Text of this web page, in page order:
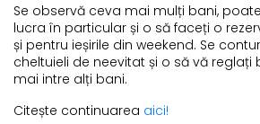
Se observă ceva mai mulți bani,
lucra în particular și o să faceți o
și pentru ieșirile din weekend. Se
cheltuieli de neevitat și o să vă reglați
mai intre alți bani.
Citește continuarea aici!